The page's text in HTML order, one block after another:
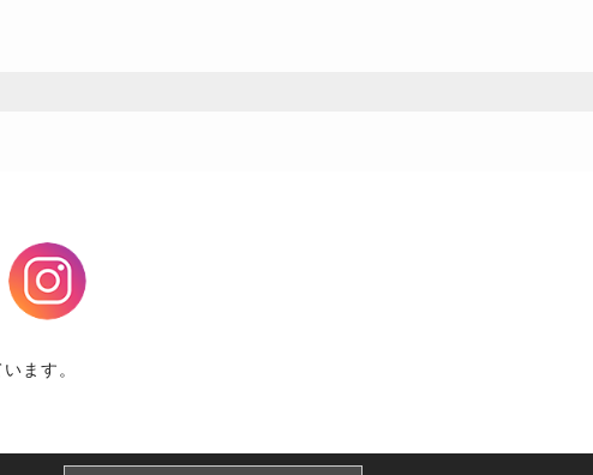
Instagram
ます。